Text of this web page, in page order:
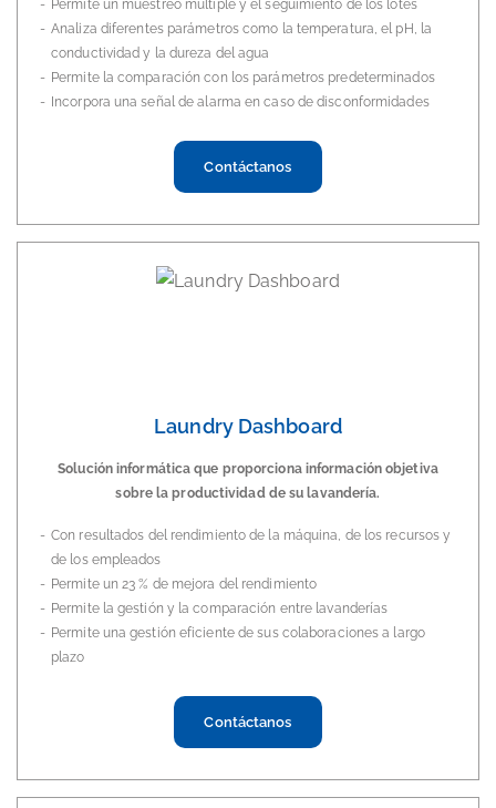
Permite un muestreo múltiple y el seguimiento de los lotes
Analiza diferentes parámetros como la temperatura, el pH, la
conductividad y la dureza del agua
Permite la comparación con los parámetros predeterminados
Incorpora una señal de alarma en caso de disconformidades
Contáctanos
Laundry Dashboard
Solución informática que proporciona información objetiva
sobre la productividad de su lavandería.
Con resultados del rendimiento de la máquina, de los recursos y
de los empleados
Permite un 23 % de mejora del rendimiento
Permite la gestión y la comparación entre lavanderías
Permite una gestión eficiente de sus colaboraciones a largo
plazo
Contáctanos